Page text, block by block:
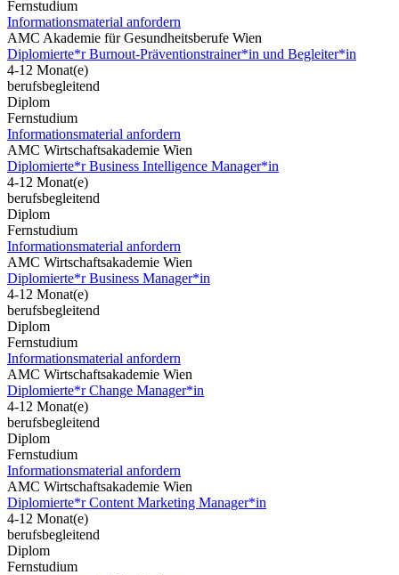
Fernstudium
Informationsmaterial anfordern
AMC Akademie für Gesundheitsberufe Wien
Diplomierte*r Burnout-Präventionstrainer*in und Begleiter*in
4-12 Monat(e)
berufsbegleitend
Diplom
Fernstudium
Informationsmaterial anfordern
AMC Wirtschaftsakademie Wien
Diplomierte*r Business Intelligence Manager*in
4-12 Monat(e)
berufsbegleitend
Diplom
Fernstudium
Informationsmaterial anfordern
AMC Wirtschaftsakademie Wien
Diplomierte*r Business Manager*in
4-12 Monat(e)
berufsbegleitend
Diplom
Fernstudium
Informationsmaterial anfordern
AMC Wirtschaftsakademie Wien
Diplomierte*r Change Manager*in
4-12 Monat(e)
berufsbegleitend
Diplom
Fernstudium
Informationsmaterial anfordern
AMC Wirtschaftsakademie Wien
Diplomierte*r Content Marketing Manager*in
4-12 Monat(e)
berufsbegleitend
Diplom
Fernstudium